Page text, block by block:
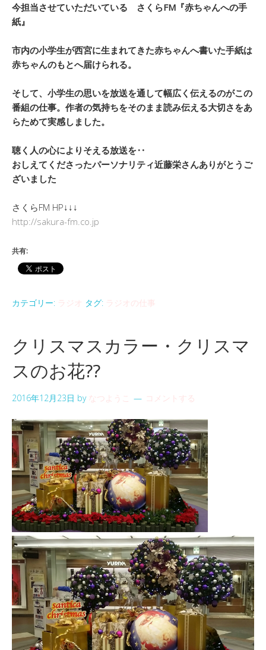
今担当させていただいている さくらFM『赤ちゃんへの手
紙』
市内の小学生が西宮に生まれてきた赤ちゃんへ書いた手紙は
赤ちゃんのもとへ届けられる。
そして、小学生の思いを放送を通して幅広く伝えるのがこの
番組の仕事。作者の気持ちをそのまま読み伝える大切さをあ
らためて実感しました。
聴く人の心によりそえる放送を‥
おしえてくださったパーソナリティ近藤栄さんありがとうご
ざいました
さくらFM HP↓↓↓
http://sakura-fm.co.jp
共有:
カテゴリー: ラジオ タグ: ラジオの仕事
クリスマスカラー・クリスマ
スのお花??
2016年12月23日 by なつようこ コメントする